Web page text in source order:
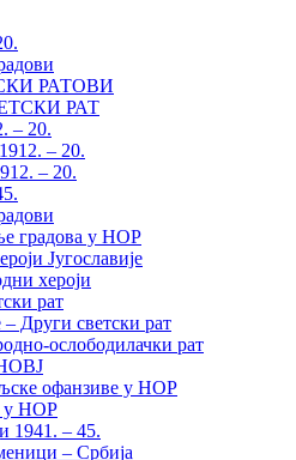
РАТОВИ
РАТ
– 20.
– 20.
– 20.
градова у НОР
Југославије
хероји
рат
– Други светски рат
ослободилачки рат
офанзиве у НОР
у НОР
1941. – 45.
– Србија